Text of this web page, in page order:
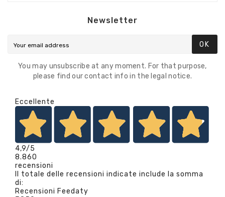
Newsletter
OK
You may unsubscribe at any moment. For that purpose,
please find our contact info in the legal notice.
Eccellente
4,9/5
8.860
recensioni
Il totale delle recensioni indicate include la somma
di:
Recensioni Feedaty